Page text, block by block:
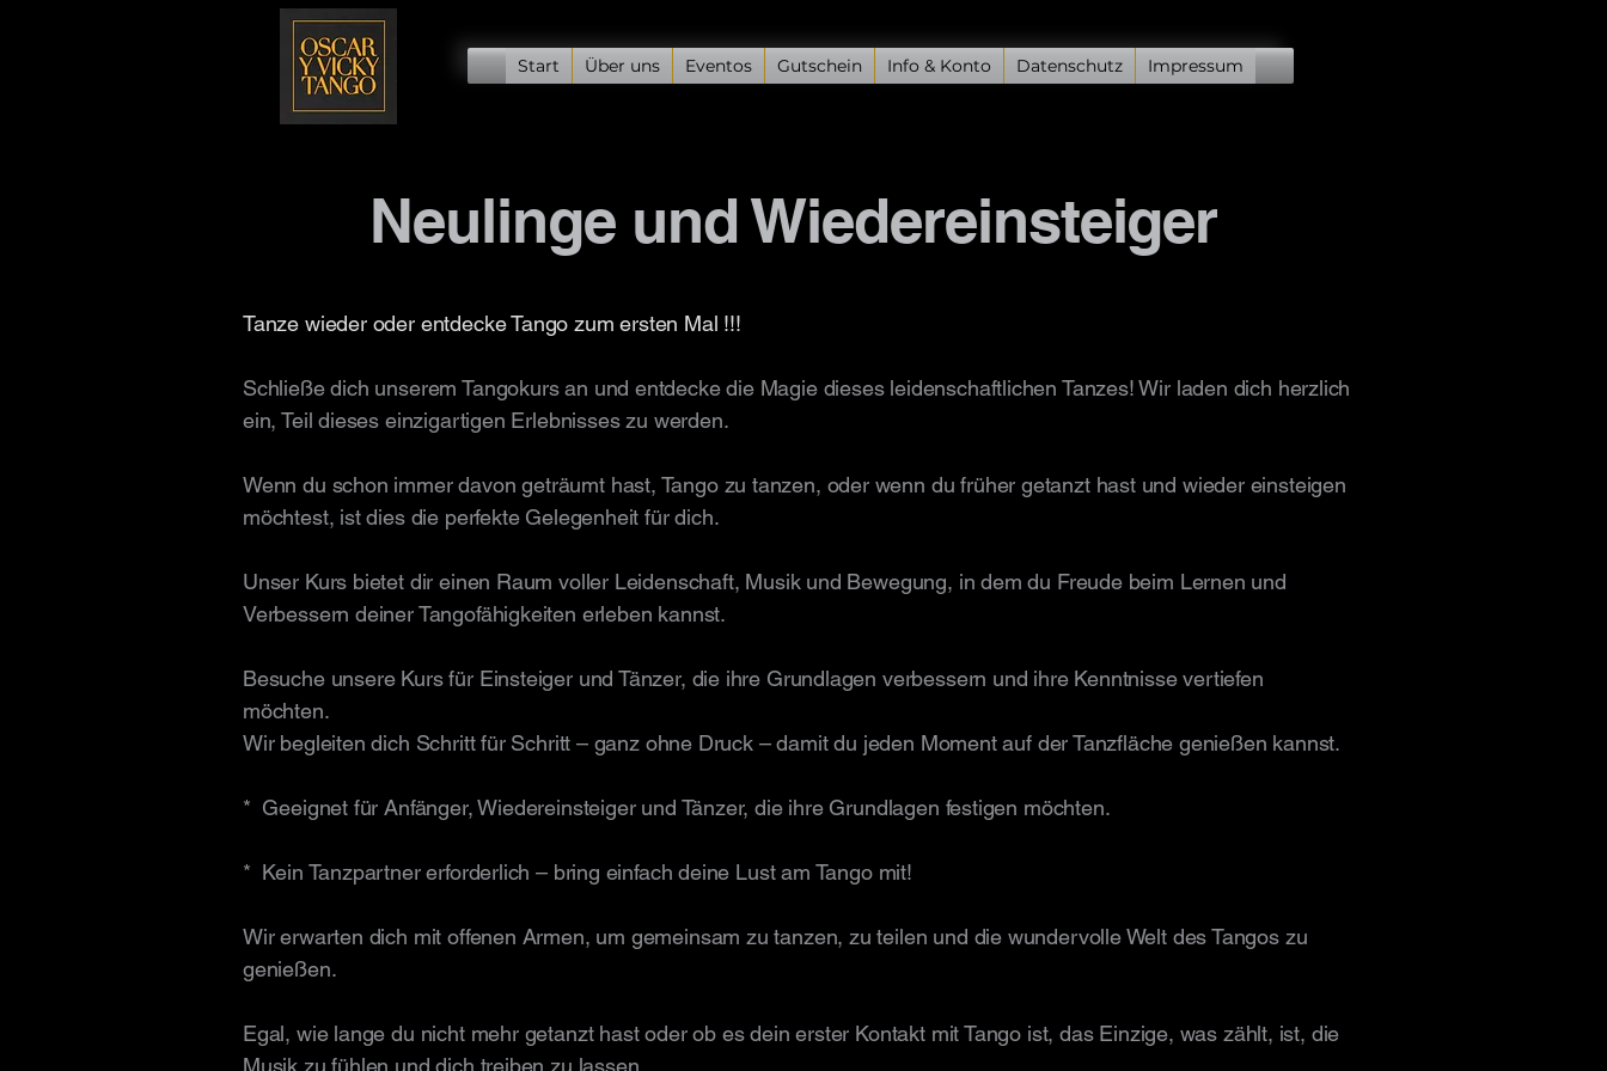
Start Über uns Eventos Gutschein Info & Konto Datenschutz Impressum
Neulinge und Wiedereinsteiger
Tanze wieder oder entdecke Tango zum ersten Mal !!!
Schließe dich unserem Tangokurs an und entdecke die Magie dieses leidenschaftlichen Tanzes! Wir laden dich herzlich
ein, Teil dieses einzigartigen Erlebnisses zu werden.
Wenn du schon immer davon geträumt hast, Tango zu tanzen, oder wenn du früher getanzt hast und wieder einsteigen
möchtest, ist dies die perfekte Gelegenheit für dich.
Unser Kurs bietet dir einen Raum voller Leidenschaft, Musik und Bewegung, in dem du Freude beim Lernen und
Verbessern deiner Tangofähigkeiten erleben kannst.
​​​Besuche unsere Kurs für Einsteigerund Tänzer, die ihre Grundlagen verbessern und ihre Kenntnisse vertiefen
möchten.
Wir begleiten dich Schritt für Schritt – ganz ohne Druck – damit du jeden Moment auf der Tanzfläche genießen kannst.
* Geeignet für Anfänger, Wiedereinsteiger und Tänzer, die ihre Grundlagen festigen möchten.
* Kein Tanzpartner erforderlich – bring einfach deine Lust am Tango mit!
Wir erwarten dich mit offenen Armen, um gemeinsam zu tanzen, zu teilen und die wundervolle Welt des Tangos zu
genießen.
Egal, wie lange du nicht mehr getanzt hast oder ob es dein erster Kontakt mit Tango ist, das Einzige, was zählt, ist, die
Musik zu fühlen und dich treiben zu lassen.